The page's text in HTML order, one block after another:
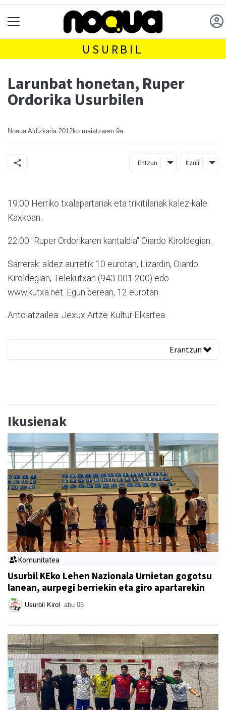
USURBIL
Larunbat honetan, Ruper
Ordorika Usurbilen
Noaua Aldizkaria 2012ko maiatzaren 9a
Entzun Itzuli
19:00 Herriko txalapartariak eta trikitilariak kalez-kale
Kaxkoan.
22:00 "Ruper Ordorikaren kantaldia" Oiardo Kiroldegian.
Sarrerak: aldez aurretik 10 eurotan, Lizardin, Oiardo
Kiroldegian, Telekutxan (943 001 200) edo
www.kutxa.net. Egun berean, 12 eurotan.
Antolatzailea: Jexux Artze Kultur Elkartea.
Erantzun
Ikusienak
Komunitatea
Usurbil KEko Lehen Nazionala Urnietan gogotsu
lanean, aurpegi berriekin eta giro apartarekin
Usurbil Kirol abu 05